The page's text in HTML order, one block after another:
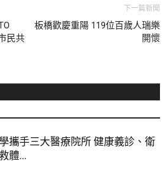
民共
下一篇新聞
板橋歡慶重陽 119位百歲人瑞樂
開懷
攜手三大醫療院所 健康義診、衛
體...